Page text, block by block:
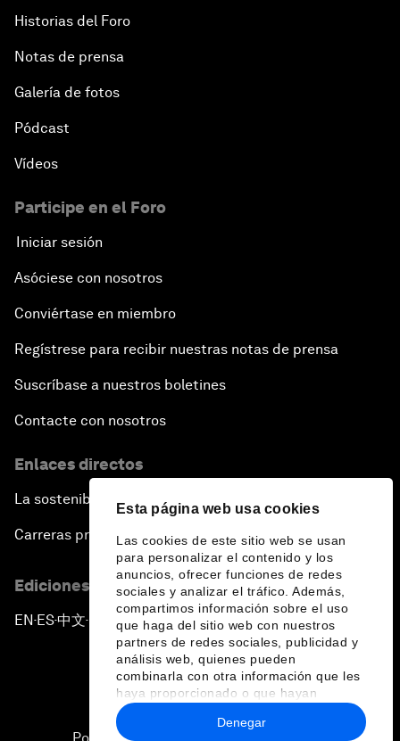
Esta página web usa cookies
Las cookies de este sitio web se usan
para personalizar el contenido y los
anuncios, ofrecer funciones de redes
sociales y analizar el tráfico. Además,
compartimos información sobre el uso
que haga del sitio web con nuestros
partners de redes sociales, publicidad y
análisis web, quienes pueden
combinarla con otra información que les
haya proporcionado o que hayan
recopilado a partir del uso que haya
hecho de sus servicios.
Denegar
Historias del Foro
Notas de prensa
Galería de fotos
Pódcast
Vídeos
Participe en el Foro
Iniciar sesión
Asóciese con nosotros
Conviértase en miembro
Regístrese para recibir nuestras notas de prensa
Suscríbase a nuestros boletines
Contacte con nosotros
Enlaces directos
La sostenibilidad en el Foro
Carreras profesionales
Ediciones en otros idiomas
EN ▪ ES▪中文▪ 日本語